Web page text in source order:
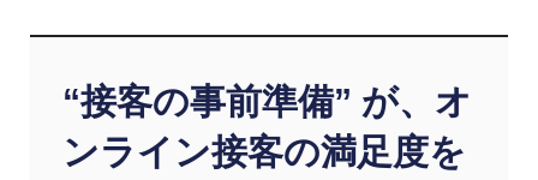
“接客の事前準備” が、 オ
ンライン接客の満足度を